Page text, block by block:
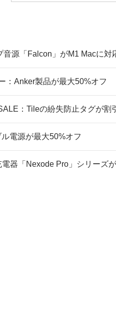
音源「Falcon」がM1 Macに
：Anker製品が最大50%オフ
：Tileの紛失防止タグが割
電源が最大50%オフ
器「Nexode Pro」シリーズ